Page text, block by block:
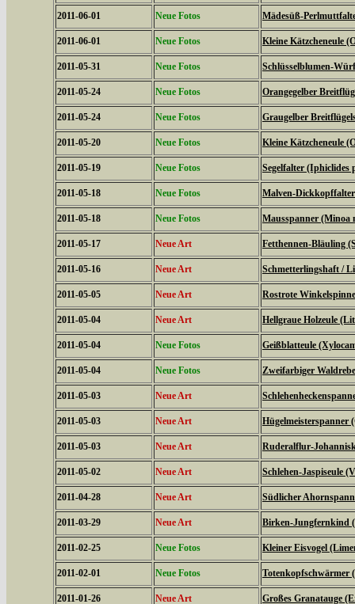
2011-06-01 Neue Fotos Mädesüß-
2011-06-01 Neue Fotos Kleine Kätzcheneule
2011-05-31 Neue Fotos Schlüsselblumen-
2011-05-24 Neue Fotos Orangegelber
2011-05-24 Neue Fotos Graugelber
2011-05-20 Neue Fotos Kleine Kätzcheneule
2011-05-19 Neue Fotos Segelfalter (Iphiclides
2011-05-18 Neue Fotos Malven-
2011-05-18 Neue Fotos Mausspanner (Minoa
2011-05-17 Neue Art Fetthennen-Bläuling
2011-05-16 Neue Art Schmetterlingshaft /
2011-05-05 Neue Art Rostrote
2011-05-04 Neue Art Hellgraue Holzeule
2011-05-04 Neue Fotos Geißblatteule
2011-05-04 Neue Fotos Zweifarbiger
2011-05-03 Neue Art
2011-05-03 Neue Art Hügelmeisterspanner
2011-05-03 Neue Art Ruderalflur-
2011-05-02 Neue Art Schlehen-Jaspiseule
2011-04-28 Neue Art Südlicher
2011-03-29 Neue Art Birken-Jungfernkind
2011-02-25 Neue Fotos Kleiner Eisvogel
2011-02-01 Neue Fotos Totenkopfschwärmer
2011-01-26 Neue Art Großes Granatauge